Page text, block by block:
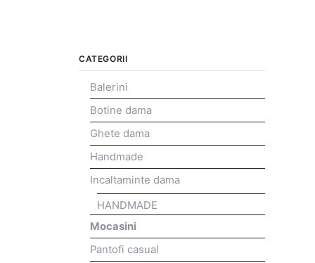
CATEGORII
Balerini
Botine dama
Ghete dama
Handmade
Incaltaminte dama
HANDMADE
Mocasini
Pantofi casual